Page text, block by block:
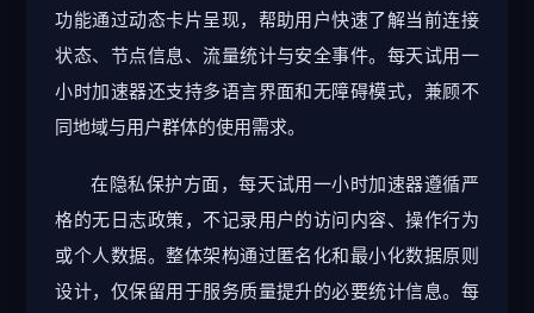
功能通过动态卡片呈现，帮助用户快速了解当前连接
状态、节点信息、流量统计与安全事件。每天试用一
小时加速器还支持多语言界面和无障碍模式，兼顾不
同地域与用户群体的使用需求。
在隐私保护方面，每天试用一小时加速器遵循严
格的无日志政策，不记录用户的访问内容、操作行为
或个人数据。整体架构通过匿名化和最小化数据原则
设计，仅保留用于服务质量提升的必要统计信息。每